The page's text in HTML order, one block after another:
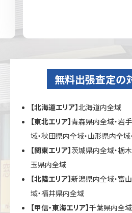
無料出張査定の
【北海道エリア】北海道内全域
【東北エリア】青森県内全域・岩
域・秋田県内全域・山形県内全
【関東エリア】茨城県内全域・栃
玉県内全域
【北陸エリア】新潟県内全域・富
域・福井県内全域
【甲信・東海エリア】千葉県内全域